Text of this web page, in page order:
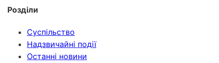
Розділи
Суспільство
Надзвичайні події
Останні новини